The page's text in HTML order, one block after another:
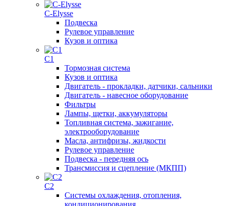
C-Elysse
Подвеска
Рулевое управление
Кузов и оптика
C1
Тормозная система
Кузов и оптика
Двигатель - прокладки, датчики, сальники
Двигатель - навесное оборудование
Фильтры
Лампы, щетки, аккумуляторы
Топливная система, зажигание,
электрооборудование
Масла, антифризы, жидкости
Рулевое управление
Подвеска - передняя ось
Трансмиссия и сцепление (МКПП)
C2
Системы охлаждения, отопления,
кондиционирования